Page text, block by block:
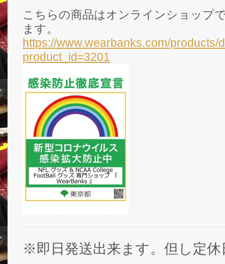
こちらの商品はオンラインショップ
ます。
https://www.wearbanks.com/products/
product_id=3201
※即日発送出来ます。但し定休